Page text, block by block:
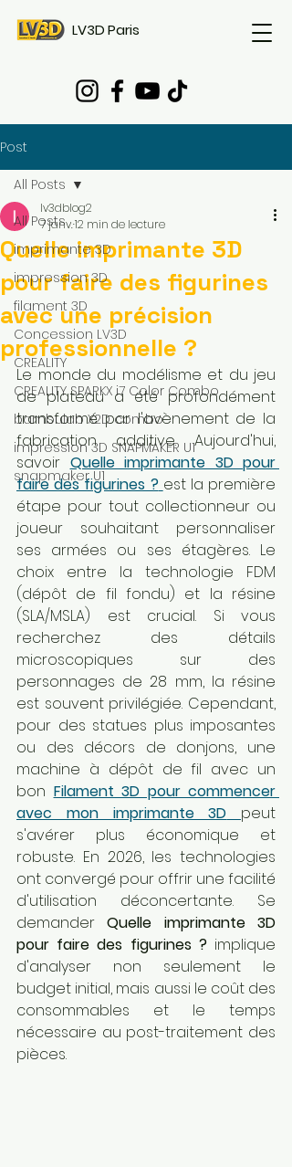
LV3D Paris
Post
All Posts
imprimante 3D
impression 3D
filament 3D
Concession LV3D
CREALITY
CREALITY SPARKX i7 Color Combo
bambulab X2D combo
impression 3D SNAPMAKER U1
snapmaker U1
All Posts
Quelle imprimante 3D
pour faire des figurines
avec une précision
professionnelle ?
lv3dblog2
7 janv.12 min de lecture
Le monde du modélisme et du jeu
de plateau a été profondément
transformé par l'avènement de la
fabrication additive. Aujourd'hui,
savoir Quelle imprimante 3D pour
faire des figurines ? est la première
étape pour tout collectionneur ou
joueur souhaitant personnaliser
ses armées ou ses étagères. Le
choix entre la technologie FDM
(dépôt de fil fondu) et la résine
(SLA/MSLA) est crucial. Si vous
recherchez des détails
microscopiques sur des
personnages de 28 mm, la résine
est souvent privilégiée. Cependant,
pour des statues plus imposantes
ou des décors de donjons, une
machine à dépôt de fil avec un
bon Filament 3D pour commencer
avec mon imprimante 3D
peut
s'avérer plus économique et
robuste. En 2026, les technologies
ont convergé pour offrir une facilité
d'utilisation déconcertante. Se
demander Quelle imprimante 3D
pour faire des figurines ? implique
d'analyser non seulement le
budget initial, mais aussi le coût des
consommables et le temps
nécessaire au post-traitement des
pièces.